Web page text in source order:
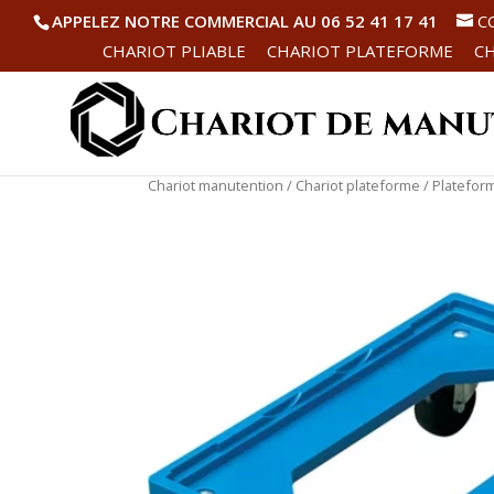
APPELEZ NOTRE COMMERCIAL AU 06 52 41 17 41
CHARIOT PLIABLE
CHARIOT PLATEFORME
Chariot manutention / Chariot plateforme /